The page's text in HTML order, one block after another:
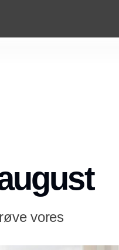
vores